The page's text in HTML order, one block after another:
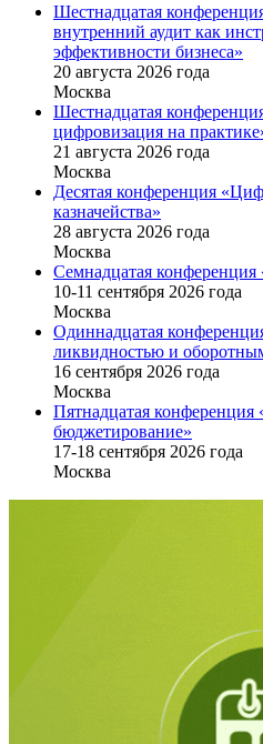
Шестнадцатая
внутренний аудит как
эффективности бизнеса»
20 августа 2026 года
Москва
Шестнадцатая
цифровизация на
21 августа 2026 года
Москва
Десятая конференция
казначейства»
28 августа 2026 года
Москва
Семнадцатая конференция
10-11 сентября 2026 года
Москва
Одиннадцатая
ликвидностью и
16 cентября 2026 года
Москва
Пятнадцатая конференция
бюджетирование»
17-18 сентября 2026 года
Москва